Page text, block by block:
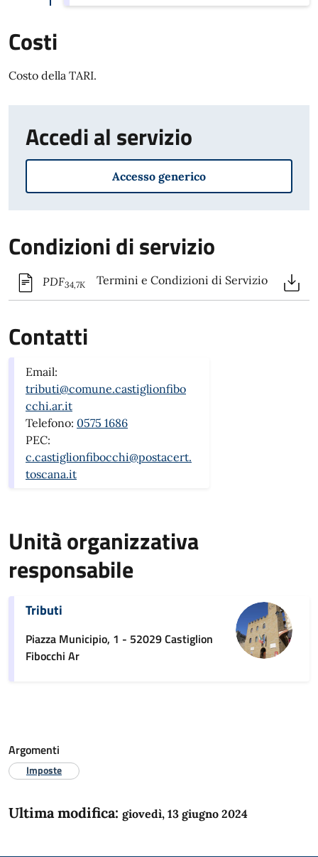
Costi
Costo della TARI.
Accedi al servizio
Accesso generico
Condizioni di servizio
PDF34,7K Termini e Condizioni di Servizio
Contatti
Email:
tributi@comune.castiglionfibo
cchi.ar.it
Telefono: 0575 1686
PEC:
c.castiglionfibocchi@postacert.
toscana.it
Unità organizzativa
responsabile
Tributi
Piazza Municipio, 1 - 52029 Castiglion
Fibocchi Ar
Argomenti
Imposte
Ultima modifica: giovedì, 13 giugno 2024